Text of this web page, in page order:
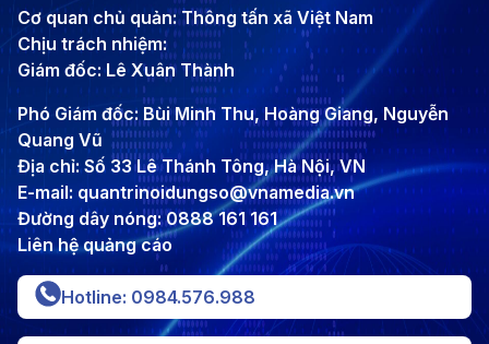
Cơ quan chủ quản: Thông tấn xã Việt Nam
Chịu trách nhiệm:
Giám đốc: Lê Xuân Thành
Phó Giám đốc: Bùi Minh Thu, Hoàng Giang, Nguyễn
Quang Vũ
Địa chỉ: Số 33 Lê Thánh Tông, Hà Nội, VN
E-mail: quantrinoidungso@vnamedia.vn
Đường dây nóng: 0888 161 161
Liên hệ quảng cáo
Hotline: 0984.576.988